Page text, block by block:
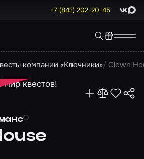
+7 (843) 202-20-45 Max
компании «Ключники» Clown
КВЕСТ ЗАКРЫТ